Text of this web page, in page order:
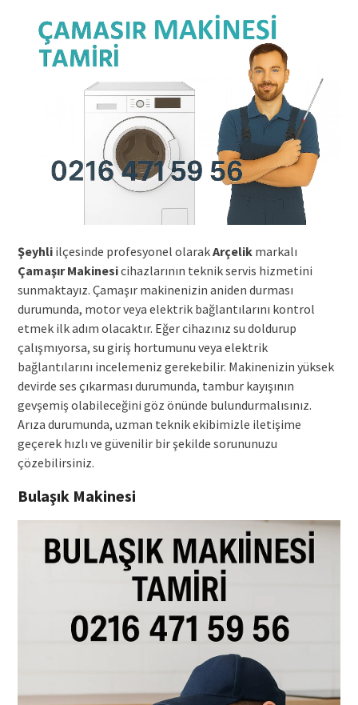
Şeyhliilçesinde profesyonel olarakArçelikmarkalı
Çamaşır Makinesicihazlarının teknik servis hizmetini
sunmaktayız. Çamaşır makinenizin aniden durması
durumunda, motor veya elektrik bağlantılarını kontrol
etmek ilk adım olacaktır. Eğer cihazınız su doldurup
çalışmıyorsa, su giriş hortumunu veya elektrik
bağlantılarını incelemeniz gerekebilir. Makinenizin yüksek
devirde ses çıkarması durumunda, tambur kayışının
gevşemiş olabileceğini göz önünde bulundurmalısınız.
Arıza durumunda, uzman teknik ekibimizle iletişime
geçerek hızlı ve güvenilir bir şekilde sorununuzu
çözebilirsiniz.
Bulaşık Makinesi